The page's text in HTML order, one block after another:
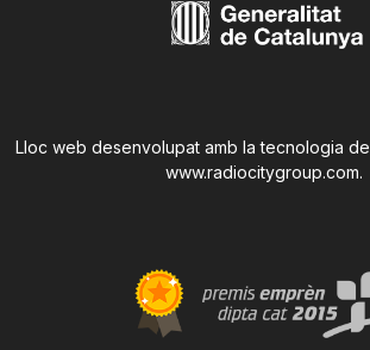
Lloc web desenvolupat amb la tecnologia de
www.radiocitygroup.com.